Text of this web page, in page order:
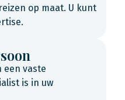
op maat. U kunt
een vaste
is in uw